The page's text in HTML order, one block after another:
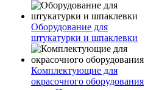
Оборудование для
штукатурки и шпаклевки
Комплектующие для
окрасочного оборудования